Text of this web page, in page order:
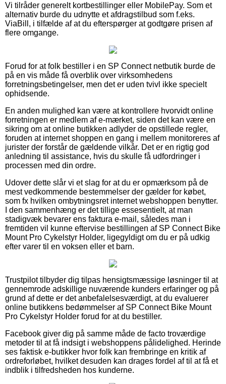
Vi tilråder generelt kortbestillinger eller MobilePay. Som et
alternativ burde du udnytte et afdragstilbud som f.eks.
ViaBill, i tilfælde af at du efterspørger at godtgøre prisen af
flere omgange.
Forud for at folk bestiller i en SP Connect netbutik burde de
på en vis måde få overblik over virksomhedens
forretningsbetingelser, men det er uden tvivl ikke specielt
ophidsende.
En anden mulighed kan være at kontrollere hvorvidt online
forretningen er medlem af e-mærket, siden det kan være en
sikring om at online butikken adlyder de opstillede regler,
foruden at internet shoppen en gang i mellem monitoreres af
jurister der forstår de gældende vilkår. Det er en rigtig god
anledning til assistance, hvis du skulle få udfordringer i
processen med din ordre.
Udover dette slår vi et slag for at du er opmærksom på de
mest vedkommende bestemmelser der gælder for købet,
som fx hvilken ombytningsret internet webshoppen benytter.
I den sammenhæng er det tillige essesentielt, at man
stadigvæk bevarer ens faktura e-mail, således man i
fremtiden vil kunne eftervise bestillingen af SP Connect Bike
Mount Pro Cykelstyr Holder, ligegyldigt om du er på udkig
efter varer til en voksen eller et barn.
Trustpilot tilbyder dig tilpas hensigtsmæssige løsninger til at
gennemrode adskillige nuværende kunders erfaringer og på
grund af dette er det anbefalelsesværdigt, at du evaluerer
online butikkens bedømmelser af SP Connect Bike Mount
Pro Cykelstyr Holder forud for at du bestiller.
Facebook giver dig på samme måde de facto troværdige
metoder til at få indsigt i webshoppens pålidelighed. Herinde
ses faktisk e-butikker hvor folk kan frembringe en kritik af
ordreforløbet, hvilket desuden kan drages fordel af til at få et
indblik i tilfredsheden hos kunderne.